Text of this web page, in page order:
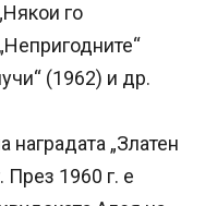
го
(1962) и др.
наградата „Златен
През 1960 г. е